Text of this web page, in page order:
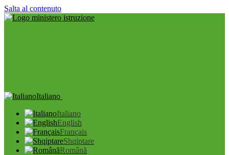
Salta al contenuto
Italiano
Italiano
English
Français
Shqiptare
Română